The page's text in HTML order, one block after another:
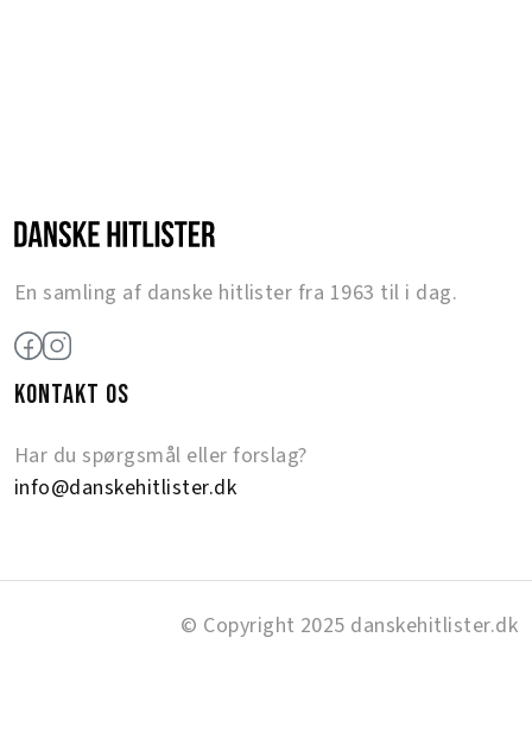
En samling af danske hitlister fra 1963 til i dag.
KONTAKT OS
Har du spørgsmål eller forslag?
info@danskehitlister.dk
© Copyright 2025 danskehitlister.dk